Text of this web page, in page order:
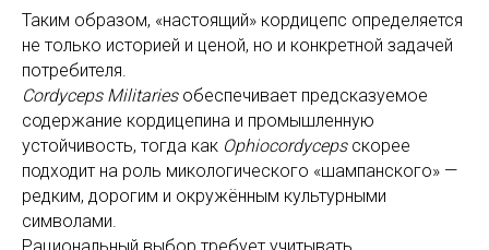
Таким образом, «настоящий» кордицепс определяется
не только историей и ценой, но и конкретной задачей
потребителя.
Cordyceps Militariesобеспечивает предсказуемое
содержание кордицепина и промышленную
устойчивость, тогда как Ophiocordycepsскорее
подходит на роль микологического «шампанского» —
редким, дорогим и окружённым культурными
символами.